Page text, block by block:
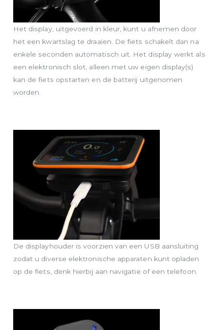
Het display, uitgevoerd in kleur, kunt u afnemen door
het een kwartslag te draaien. De fiets schakelt dan na
enkele seconden automatisch uit. Het display werkt als
een elektronisch slot, alleen met uw eigen display(s)
kan de fiets opstarten en de batterij uitgenomen
worden.
De displayhouder is voorzien van een USB aansluiting
zodat u diverse elektronische apparaten kunt opladen
op de fiets, denk hierbij aan navigatie of een telefoon.